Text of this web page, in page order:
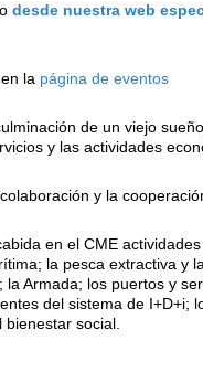
desde nuestra web
en la página de eventos
de un viejo
y las actividades
y la
en el CME
la pesca extractiva
Armada; los puertos y
del sistema de
bienestar social.